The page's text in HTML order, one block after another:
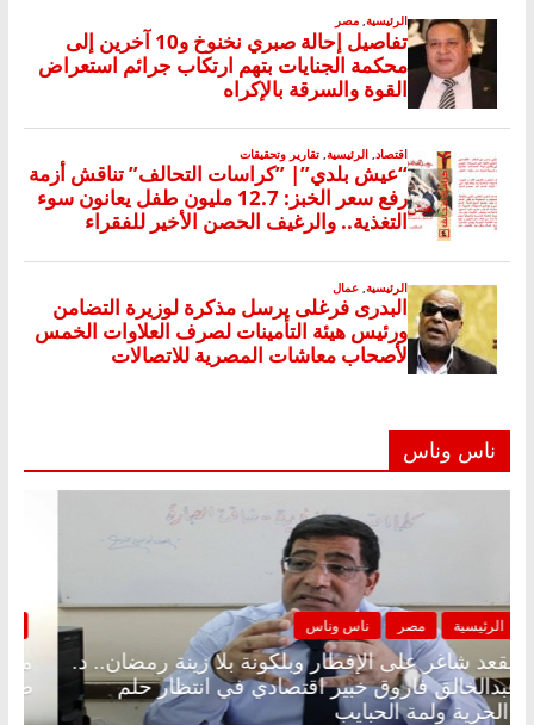
ناس وناس
الرئيسية مصر ناس وناس
مقعد شاغر على الإفطار وبلكونة بلا زينة رمضان.. د.
عبدالخالق فاروق خبير اقتصادي في انتظار حلم
الحرية ولمة الحبايب